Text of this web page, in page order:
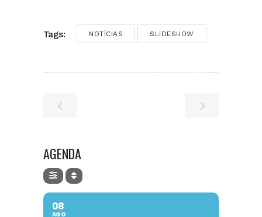
Tags: NOTÍCIAS SLIDESHOW
AGENDA
08
AGO